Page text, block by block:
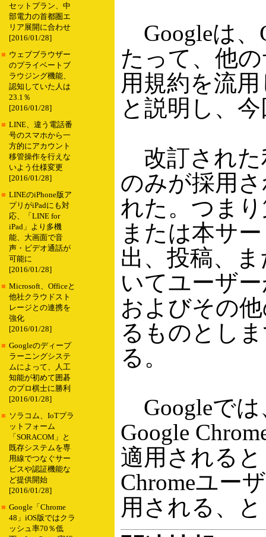
セットプラン、中
部電力の首都圏エ
リア展開に合わせ
[2016/01/28]
■ ウェブブラウザー
のプライベートブ
ラウジング機能、
認知していた人は
23.1％
[2016/01/28]
■ LINE、違う電話番
号のスマホから一
方的にアカウント
移管操作を行えな
いよう仕様変更
[2016/01/28]
■ LINEのiPhone版ア
プリがiPadにも対
応、「LINE for
iPad」より多機
能、大画面で音
声・ビデオ通話が
可能に
[2016/01/28]
■ Microsoft、Officeと
他社クラウドスト
レージとの連携を
強化
[2016/01/28]
■ Googleのディープ
ラーニングシステ
ムによって、人工
知能が初めて囲碁
のプロ棋士に勝利
[2016/01/28]
■ ソラコム、IoTプラ
ットフォーム
「SORACOM」と
既存システムを専
用線でつなぐサー
ビスや認証機能な
ど提供開始
[2016/01/28]
■ Google「Chrome
48」iOS版ではクラ
ッシュ率70％低
Googleは、
たって、他
用規約を流
と説明し、
改訂された
のみが採用
れた。つま
または本サ
出、投稿、
いてユーザ
およびその
るものとし
る。
Googleでは
Google
適用される
Chromeユー
用される、